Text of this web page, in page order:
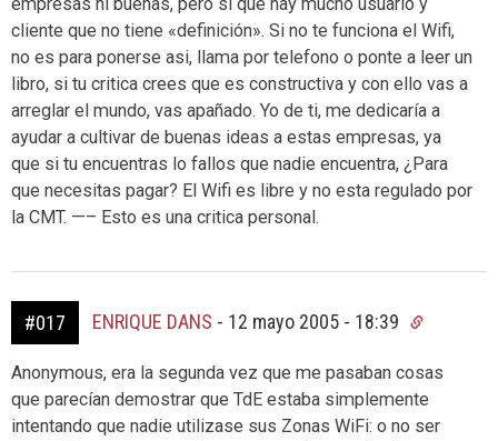
cliente que no tiene «definición». Si no te funciona el Wifi,
no es para ponerse asi, llama por telefono o ponte a leer un
libro, si tu critica crees que es constructiva y con ello vas a
arreglar el mundo, vas apañado. Yo de ti, me dedicaría a
ayudar a cultivar de buenas ideas a estas empresas, ya
que si tu encuentras lo fallos que nadie encuentra, ¿Para
que necesitas pagar? El Wifi es libre y no esta regulado por
la CMT. —– Esto es una critica personal.
#017 ENRIQUE DANS - 12 mayo 2005 - 18:39
Anonymous, era la segunda vez que me pasaban cosas
que parecían demostrar que TdE estaba simplemente
intentando que nadie utilizase sus Zonas WiFi: o no ser